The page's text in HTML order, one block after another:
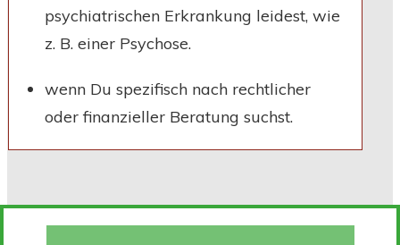
psychiatrischen Erkrankung leidest, wie
z. B. einer Psychose.
wenn Du spezifisch nach rechtlicher
oder finanzieller Beratung suchst.